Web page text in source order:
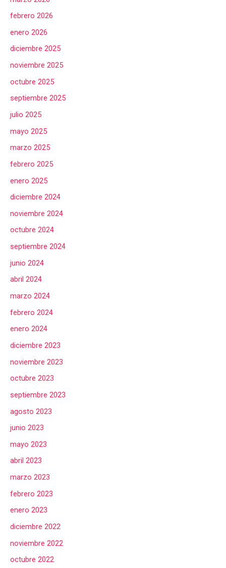
febrero 2026
enero 2026
diciembre 2025
noviembre 2025
octubre 2025
septiembre 2025
julio 2025
mayo 2025
marzo 2025
febrero 2025
enero 2025
diciembre 2024
noviembre 2024
octubre 2024
septiembre 2024
junio 2024
abril 2024
marzo 2024
febrero 2024
enero 2024
diciembre 2023
noviembre 2023
octubre 2023
septiembre 2023
agosto 2023
junio 2023
mayo 2023
abril 2023
marzo 2023
febrero 2023
enero 2023
diciembre 2022
noviembre 2022
octubre 2022